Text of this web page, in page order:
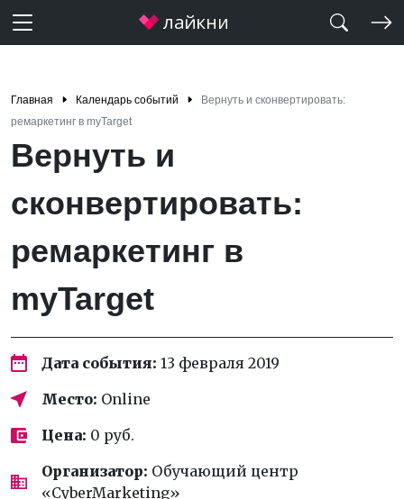
Главная Календарь событий
Вернуть и сконвертировать:
ремаркетинг в myTarget
Вернуть и
сконвертировать:
ремаркетинг в
myTarget
Дата события: 13 февраля 2019
Место: Online
Цена: 0 руб.
Организатор: Обучающий центр
«CyberMarketing»